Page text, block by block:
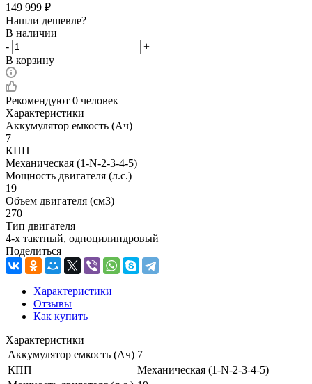
149 999 ₽
Нашли дешевле?
В наличии
-
+
В корзину
Рекомендуют 0 человек
Характеристики
Аккумулятор емкость (Ач)
7
КПП
Механическая (1-N-2-3-4-5)
Мощность двигателя (л.с.)
19
Объем двигателя (см3)
270
Тип двигателя
4-х тактный, одноцилиндровый
Поделиться
Характеристики
Отзывы
Как купить
Характеристики
Аккумулятор емкость (Ач) 7
КПП
Механическая (1-N-2-3-4-5)